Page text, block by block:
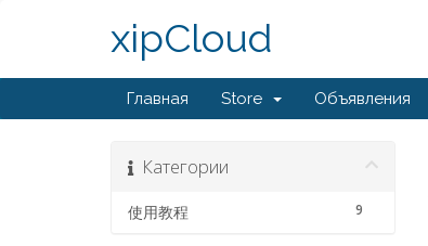
xipCloud
Главная Store Объявления
Категории
9
使用教程